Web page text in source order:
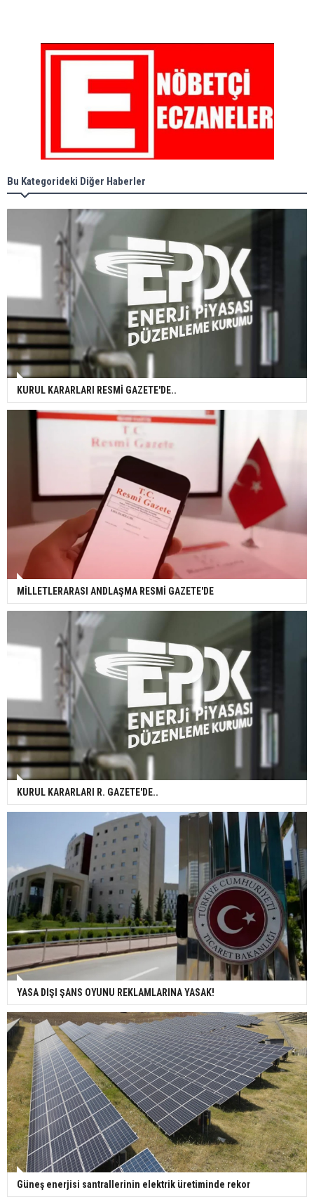
Bu Kategorideki Diğer Haberler
KURUL KARARLARI RESMİ GAZETE'DE..
MİLLETLERARASI ANDLAŞMA RESMİ GAZETE'DE
KURUL KARARLARI R. GAZETE'DE..
YASA DIŞI ŞANS OYUNU REKLAMLARINA YASAK!
Güneş enerjisi santrallerinin elektrik üretiminde rekor